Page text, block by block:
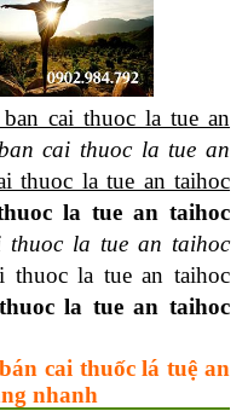
cai thuoc la tue an
cai thuoc la tue an
thuoc la tue an taihoc
la tue an taihoc
thuoc la tue an taihoc
thuoc la tue an taihoc
la tue an taihoc
cai thuốc lá tuệ an
nhanh